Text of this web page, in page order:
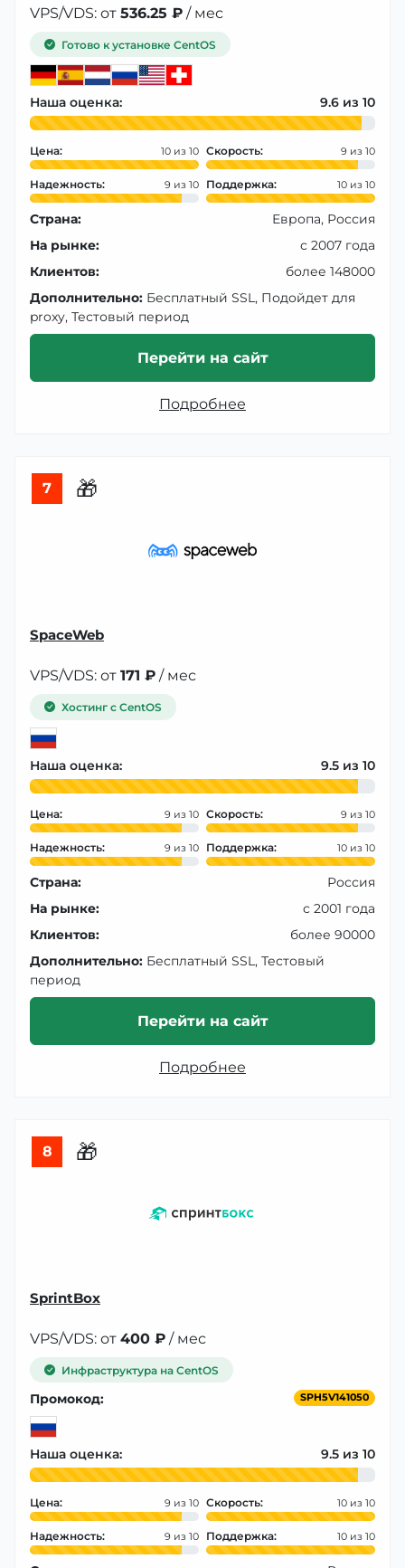
VPS/VDS: от 536.25 ₽ / мес
Готово к установке CentOS
Наша оценка: 9.6
Цена: 10 Скорость: 9
Надежность: 9 Поддержка: 10
Страна:
Европа, Россия
На рынке:
с 2007 года
Клиентов:
более 148000
Дополнительно: Бесплатный SSL, Подойдет для
proxy, Тестовый период
Перейти на сайт
Подробнее
7 🎁
SpaceWeb
VPS/VDS: от 171 ₽ / мес
Хостинг с CentOS
Наша оценка: 9.5
Цена: 9 Скорость: 9
Надежность: 9 Поддержка: 10
Страна:
Россия
На рынке:
с 2001 года
Клиентов:
более 90000
Дополнительно: Бесплатный SSL, Тестовый
период
Перейти на сайт
Подробнее
8 🎁
SprintBox
VPS/VDS: от 400 ₽ / мес
Инфраструктура на CentOS
Промокод: SPH5V141050
Наша оценка: 9.5
Цена: 9 Скорость: 10
Надежность: 9 Поддержка: 10